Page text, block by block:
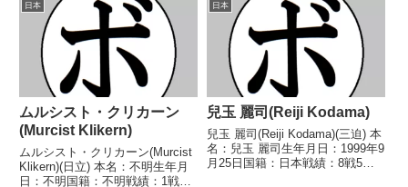
日本
ムルシスト・クリカーン
(Murcist Klikern)
ムルシスト・クリカーン(Murcist
Klikern)(日立) 本名：不明生年月
日：不明国籍：不明戦績：1戦1
日本
兒玉 麗司(Reiji Kodama)
兒玉 麗司(Reiji Kodama)(三迫) 本
名：兒玉 麗司生年月日：1999年9
月25日国籍：日本戦績：8戦5勝